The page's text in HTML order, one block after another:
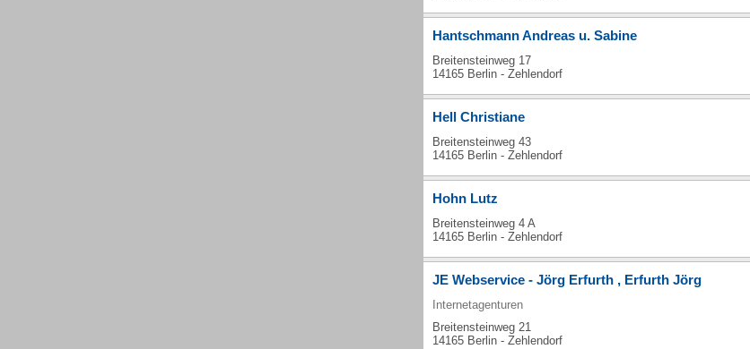
Hantschmann Andreas u. Sabine
Breitensteinweg 17
14165 Berlin - Zehlendorf
Hell Christiane
Breitensteinweg 43
14165 Berlin - Zehlendorf
Hohn Lutz
Breitensteinweg 4 A
14165 Berlin - Zehlendorf
JE Webservice - Jörg Erfurth , Erfurth Jörg
Internetagenturen
Breitensteinweg 21
14165 Berlin - Zehlendorf